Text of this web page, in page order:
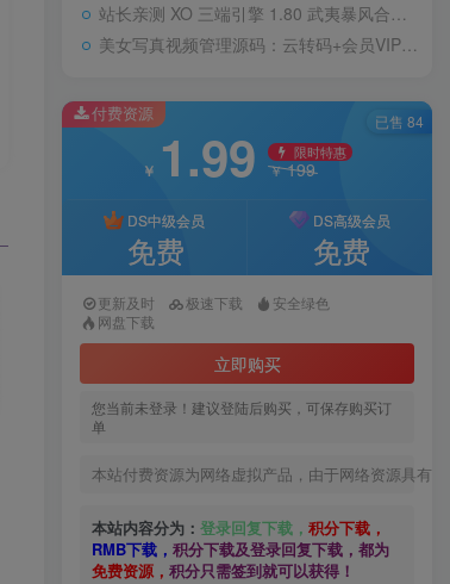
站长亲测 XO 三端引擎 1.80 武夷暴风合击复古传奇手游服务端 魔神领域盘古圣地降魔天堂
美女写真视频管理源码：云转码+会员VIP系统，一键采集+代理系统全支持
付费资源
￥ 1.99 限时特惠
￥199
DS中级会员
免费
DS高级会员
免费
更新及时 极速下载
安全绿色
网盘下载
立即购买
您当前未登录！建议登陆后购买，可保存购买订
单
本站付费资源为网络虚拟产品，由于网络资源具有
本站内容分为： 登录回复下载， 积分下载，
RMB下载， 积分下载及登录回复下载，都为
免费资源， 积分只需签到就可以获得！
已售 84